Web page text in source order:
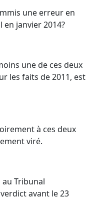
une erreur en
janvier 2014?
une de ces deux
les faits de 2011, est
à ces deux
viré.
Tribunal
avant le 23